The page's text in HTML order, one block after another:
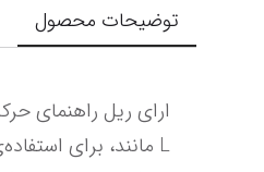
توضیحات محصول